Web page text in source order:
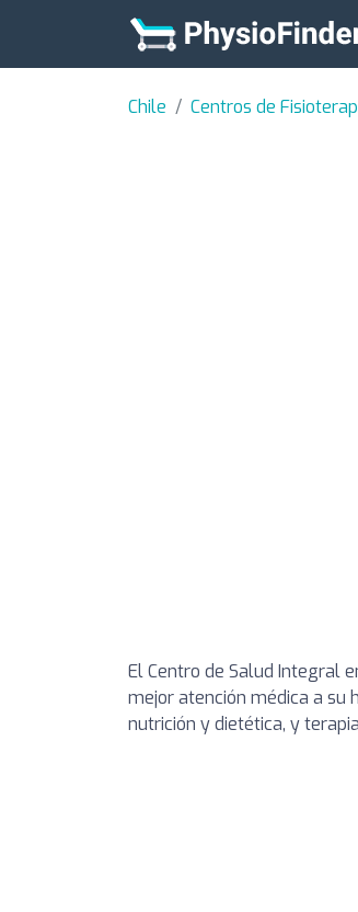
Chile Centros de
El Centro de Salud Integral
mejor atención médica a su
nutrición y dietética, y